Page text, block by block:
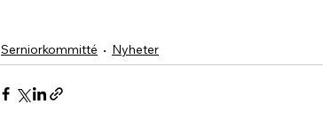
Serniorkommitté Nyheter